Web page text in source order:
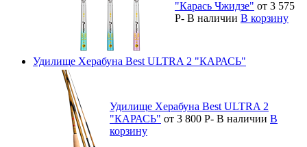
"Карась Чжидзе" от 3 575
Р- В наличии В корзину
Удилище Херабуна Best ULTRA 2 "КАРАСЬ"
Удилище Херабуна Best ULTRA 2
"КАРАСЬ" от 3 800 Р- В наличии В
корзину